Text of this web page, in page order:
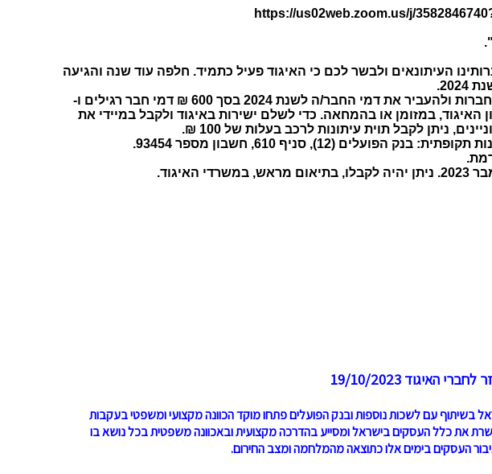
https://us02web.zoom.us/j/
העיתונאים ולבשר לכם כי האיגוד פעיל כתמיד. חלפה עוד שנה והגיעה
הנכם מתבקשים להקדים את הרשמתכם לחידוש החברות ולהעביר את דמי החבר/ה לשנת 2024 בסך 600 ₪ דמי חבר רגילים ו-
האיגוד, במזומן או בהמחאה. כדי לשלם ישירות באיגוד ולקבל במיידי את
ניתן לקבל תוית עיתונות לרכב בעלות של 100 ₪.
(12), סניף 610, חשבון מספר 93454.
לחברי האיגוד 19/10/2023
בשיתוף עם לשכות נוספות ובנק הפועלים פתחו מוקד הכוונה מקצועי ומשפטי בעקבות
את כלל העסקים בישראל ומסייע בהדרכה מקצועית ובאכוונה משפטית בכל נושא בו
העסקים בימים אלו כתוצאה מהמלחמה ומצב החירום.